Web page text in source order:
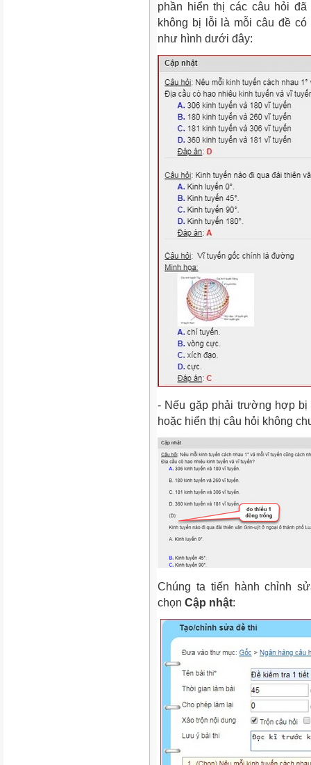
phần hiển thị các câu hỏi
không bị lỗi là mỗi câu đề
như hình dưới đây:
- Nếu gặp phải trường hợp
hoặc hiển thị câu hỏi không
Chúng ta tiến hành chỉnh
chọn Cập nhật: